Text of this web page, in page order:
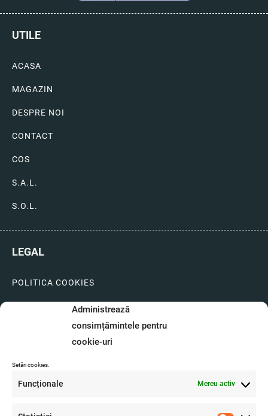
Administrează
consimțămintele pentru
cookie-uri
Setări cookies.
Funcționale Mereu activ
UTILE
ACASA
MAGAZIN
DESPRE NOI
CONTACT
COS
S.A.L.
S.O.L.
LEGAL
POLITICA COOKIES
LIVRARI SI PLATI
GARANTIE SI SERVICE